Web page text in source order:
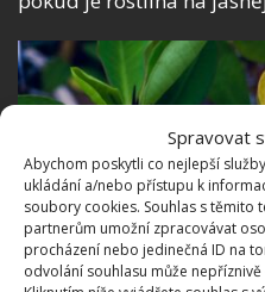
Spravovat
Abychom poskytli co nejlepší
ukládání a/nebo přístupu k
soubory cookies. Souhlas s těmito
partnerům umožní zpracovávat
procházení nebo jedinečná ID na
odvolání souhlasu může